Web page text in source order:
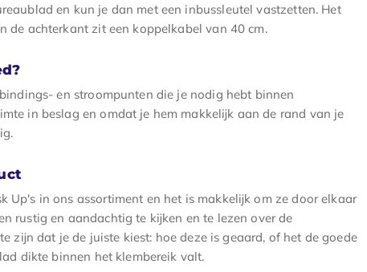
en kun je dan met een inbussleutel vastzetten. Het
de achterkant zit een koppelkabel van 40 cm.
en stroompunten die je nodig hebt binnen
in beslag en omdat je hem makkelijk aan de rand van je
Up's in ons assortiment en het is makkelijk om ze door elkaar
rustig en aandachtig te kijken en te lezen over de
zijn dat je de juiste kiest: hoe deze is geaard, of het de goede
dikte binnen het klembereik valt.